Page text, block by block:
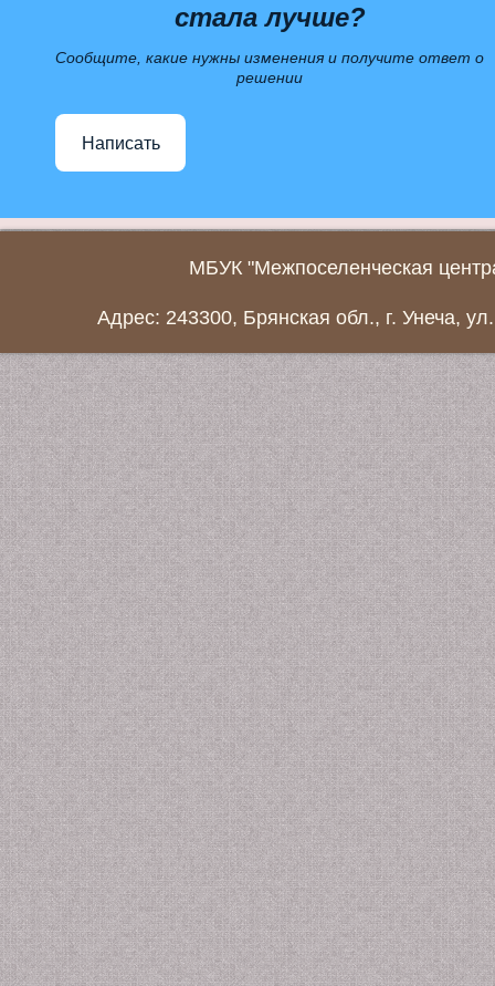
стала лучше?
Сообщите, какие нужны изменения и получите ответ о
решении
Написать
МБУК "Межпоселенческая
Адрес: 243300, Брянская обл., г. Унеча,